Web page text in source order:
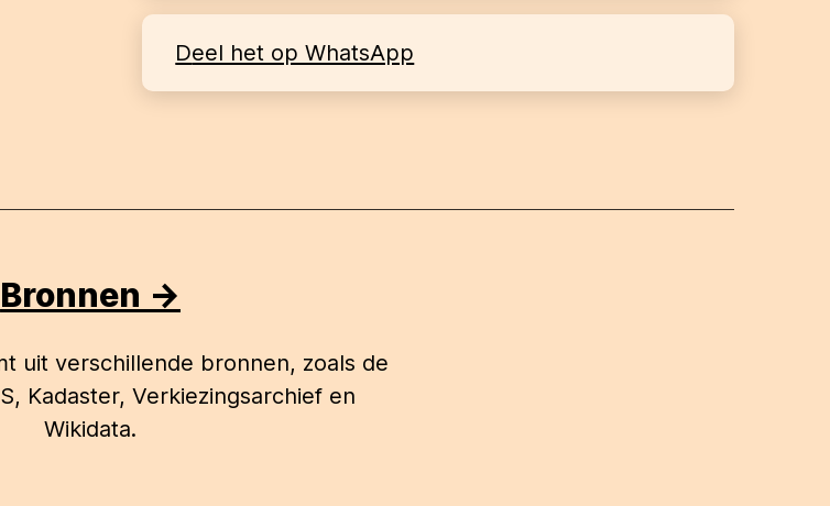
Deel het op WhatsApp
Bronnen ->
uit verschillende bronnen, zoals de
Kadaster, Verkiezingsarchief en
Wikidata.